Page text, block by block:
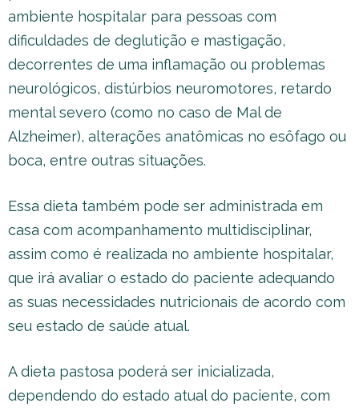
ambiente hospitalar para pessoas com
dificuldades de deglutição e mastigação,
decorrentes de uma inflamação ou problemas
neurológicos, distúrbios neuromotores, retardo
mental severo (como no caso de Mal de
Alzheimer), alterações anatômicas no esôfago ou
boca, entre outras situações.
Essa dieta também pode ser administrada em
casa com acompanhamento multidisciplinar,
assim como é realizada no ambiente hospitalar,
que irá avaliar o estado do paciente adequando
as suas necessidades nutricionais de acordo com
seu estado de saúde atual.
A dieta pastosa poderá ser inicializada,
dependendo do estado atual do paciente, com